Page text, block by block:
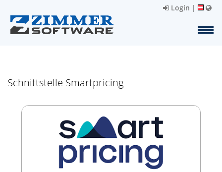
Login |
Schnittstelle Smartpricing